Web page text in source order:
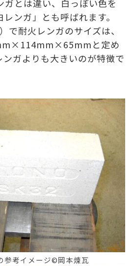
ガとは違い、白っぽい色を
ンガ」とも呼ばれます。
で耐火レンガのサイズは、
と定め
ンガよりも大きいのが特徴で
参考イメージ©岡本煉瓦